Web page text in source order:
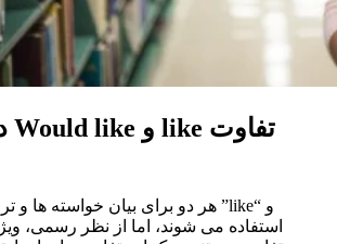
تفاوت like و Would like
” و “like” هر دو برای بیان خواسته ها و
استفاده می شوند، اما از نظر رسمی،